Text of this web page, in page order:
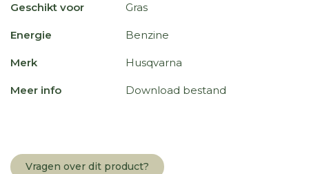
Geschikt voor Gras
Energie Benzine
Merk Husqvarna
Meer info Download bestand
Vragen over dit product?